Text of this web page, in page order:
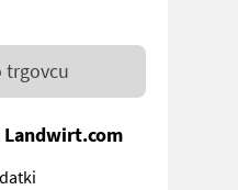
trgovcu
Landwirt.com